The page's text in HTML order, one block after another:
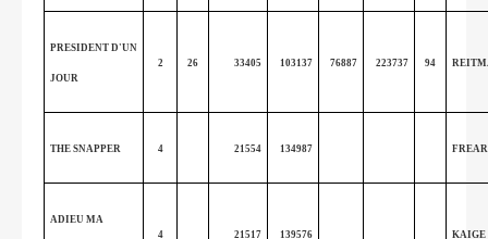
PRESIDENT D'UN
JOUR
2 26 33405 103137 76887 223737 94
THE SNAPPER 4 21554 134987
ADIEU MA
4 21517 139576 KAIGE